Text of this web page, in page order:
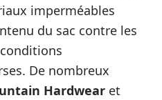
imperméables
du sac contre les
De nombreux
Hardwear et